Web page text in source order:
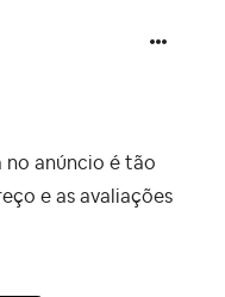
anúncio é tão
e as avaliações